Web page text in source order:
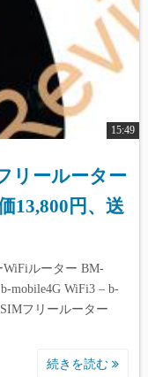
15:49
リールーター
13,800円、送
WiFiルーター BM-
mobile4G WiFi3 – b-
フリールーター
続きを読む